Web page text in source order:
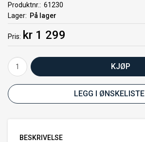
Produktnr.
61230
Lager
På lager
Pris kr 1 299
KJØP
LEGG I ØNSKELISTE
BESKRIVELSE